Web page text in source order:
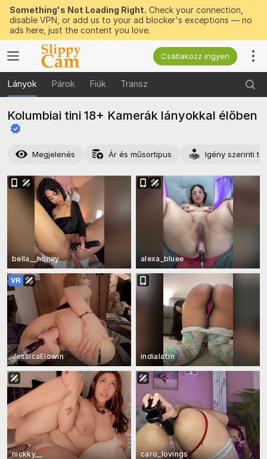
Something's Not Loading Right. Check your connection,
disable VPN, or add us to your ad blocker's exceptions — no
ads here, just the content you love.
Csatlakozz ingyen
Lányok Párok Fiúk Transz
Kolumbiai tini 18+ Kamerák lányokkal élőben
Megjelenés Ár és műsortípus Igény szerinti
bella__honey alexa_bluee
JessicaElowin indialatin
nickky__ caro_lovings